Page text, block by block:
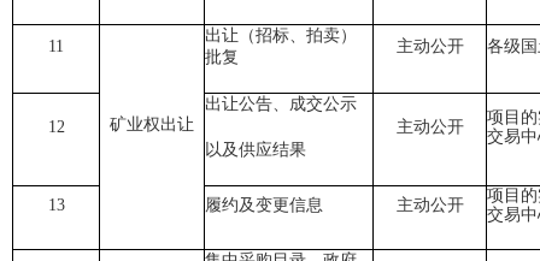
11
矿业权出让
出让（招标、拍卖）
批复
主动公开 各级
12
出让公告、成交公示
以及供应结果
主动公开
项目
交易
13 履约及变更信息 主动公开
项目
交易